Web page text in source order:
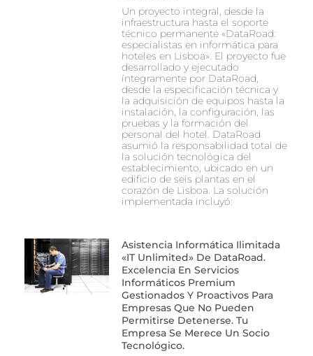
Un proyecto integral, desde la
infraestructura hasta el soporte
técnico permanente «DataRoad:
especialistas en informática para
hoteles en Lisboa». El proyecto fue
desarrollado y ejecutado
íntegramente por DataRoad,
desde la especificación técnica y
la adquisición de equipos hasta la
instalación, la configuración, las
pruebas y la formación del
personal del hotel. DataRoad
asumió la responsabilidad total de
la solución tecnológica del
establecimiento, ubicado en un
edificio de seis plantas en el
corazón de Lisboa. La solución
implementada incluyó:
Asistencia Informática Ilimitada
«IT Unlimited» De DataRoad.
Excelencia En Servicios
Informáticos Premium
Gestionados Y Proactivos Para
Empresas Que No Pueden
Permitirse Detenerse. Tu
Empresa Se Merece Un Socio
Tecnológico.